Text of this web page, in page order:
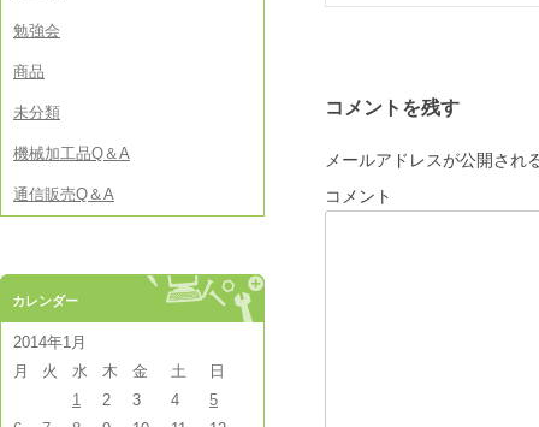
コメントを残す
メールアドレスが公開され
コメント
勉強会
商品
未分類
機械加工品Q＆A
通信販売Q＆A
カレンダー
2014年1月
月
火 水 木 金 土 日
1 2 3 4
5